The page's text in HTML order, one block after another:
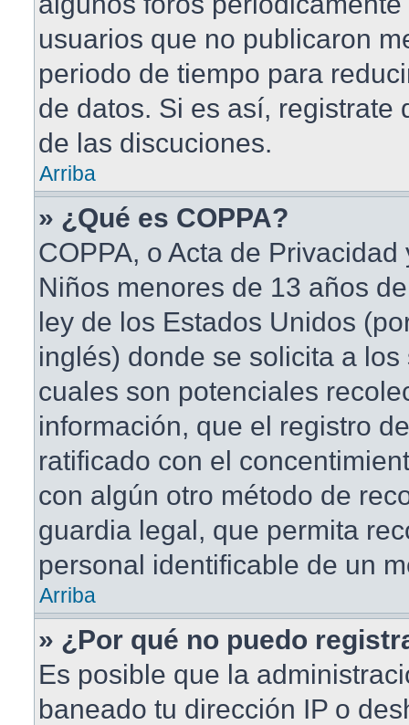
usuarios que no publicaron
periodo de tiempo para
de datos. Si es así, registrate
de las discuciones.
Arriba
» ¿Qué es COPPA?
COPPA, o Acta de
Niños menores de 13 años
ley de los Estados Unidos
inglés) donde se solicita a
cuales son potenciales
información, que el registro
ratificado con el
con algún otro método de
guardia legal, que permita
personal identificable de un
Arriba
» ¿Por qué no puedo
Es posible que la
baneado tu dirección IP o